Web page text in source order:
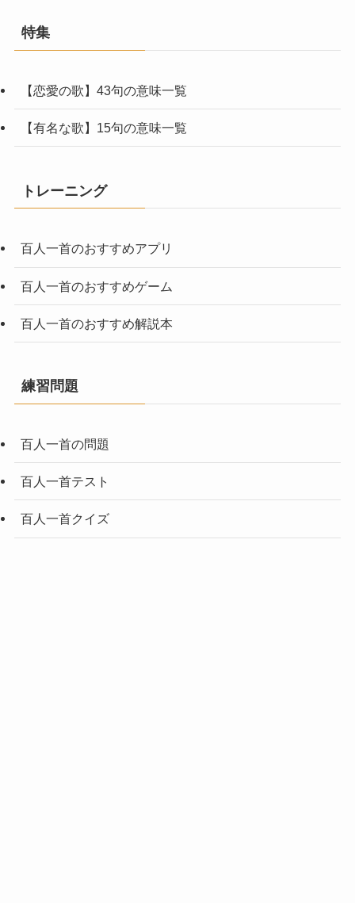
特集
【恋愛の歌】43句の意味一覧
【有名な歌】15句の意味一覧
トレーニング
百人一首のおすすめアプリ
百人一首のおすすめゲーム
百人一首のおすすめ解説本
練習問題
百人一首の問題
百人一首テスト
百人一首クイズ